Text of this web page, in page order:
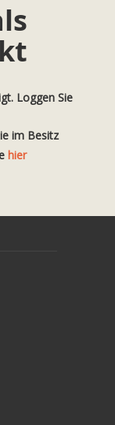
Loggen Sie
im Besitz
hier